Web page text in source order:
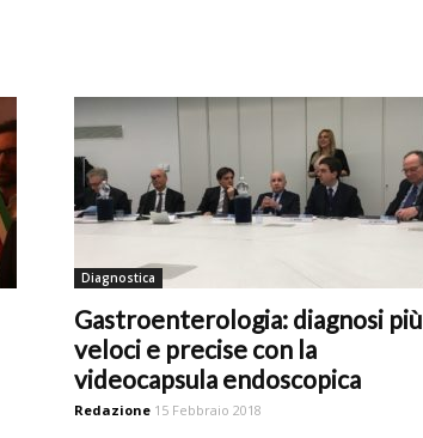
Diagnostica
Gastroenterologia: diagnosi più
veloci e precise con la
videocapsula endoscopica
Redazione 15 Febbraio 2018